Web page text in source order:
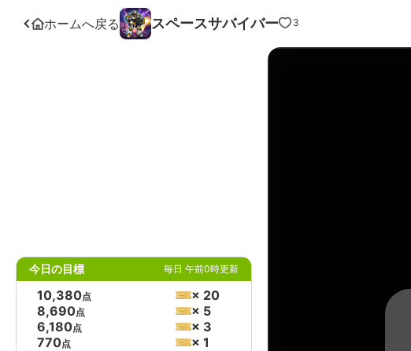
ホームへ戻る スペースサバイバー 3
今日の目標 毎日 午前0時更新
10,380点
× 20
8,690点
× 5
6,180点
× 3
770点 × 1